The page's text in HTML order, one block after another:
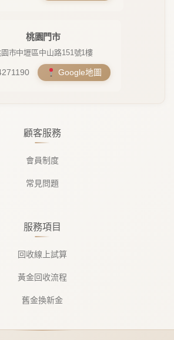
顧客服務
會員制度
常見問題
服務項目
回收線上試算
黃金回收流程
舊金換新金
桃園門市
市中壢區中山路151號1樓
Google地圖